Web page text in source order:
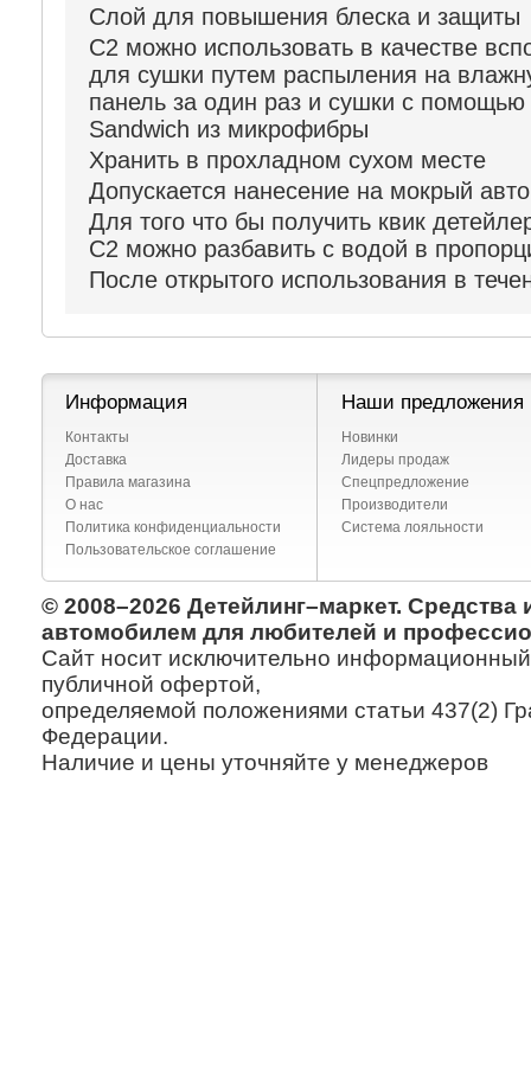
Слой для повышения блеска и защиты
C2 можно использовать в качестве
для сушки путем распыления на
панель за один раз и сушки с
Sandwich из микрофибры
Хранить в прохладном сухом месте
Допускается нанесение на мокрый
Для того что бы получить квик
C2 можно разбавить с водой в
После открытого использования в
Информация
Контакты
Доставка
Правила магазина
О нас
Политика конфиденциальности
Пользовательское соглашение
Наши предложения
Новинки
Лидеры продаж
Спецпредложение
Производители
Система лояльности
© 2008–2026 Детейлинг–маркет. Средства
автомобилем для любителей и
Сайт носит исключительно информационный
публичной офертой,
определяемой положениями статьи 437(2)
Федерации.
Наличие и цены уточняйте у менеджеров